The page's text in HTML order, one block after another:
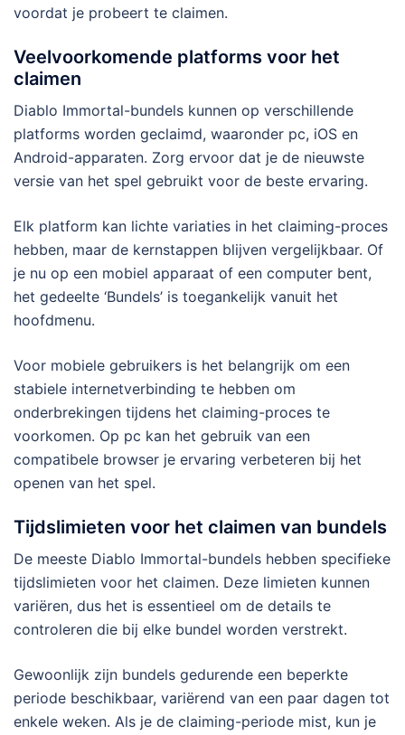
voordat je probeert te claimen.
Veelvoorkomende platforms voor het
claimen
Diablo Immortal-bundels kunnen op verschillende
platforms worden geclaimd, waaronder pc, iOS en
Android-apparaten. Zorg ervoor dat je de nieuwste
versie van het spel gebruikt voor de beste ervaring.
Elk platform kan lichte variaties in het claiming-proces
hebben, maar de kernstappen blijven vergelijkbaar. Of
je nu op een mobiel apparaat of een computer bent,
het gedeelte ‘Bundels’ is toegankelijk vanuit het
hoofdmenu.
Voor mobiele gebruikers is het belangrijk om een
stabiele internetverbinding te hebben om
onderbrekingen tijdens het claiming-proces te
voorkomen. Op pc kan het gebruik van een
compatibele browser je ervaring verbeteren bij het
openen van het spel.
Tijdslimieten voor het claimen van bundels
De meeste Diablo Immortal-bundels hebben specifieke
tijdslimieten voor het claimen. Deze limieten kunnen
variëren, dus het is essentieel om de details te
controleren die bij elke bundel worden verstrekt.
Gewoonlijk zijn bundels gedurende een beperkte
periode beschikbaar, variërend van een paar dagen tot
enkele weken. Als je de claiming-periode mist, kun je